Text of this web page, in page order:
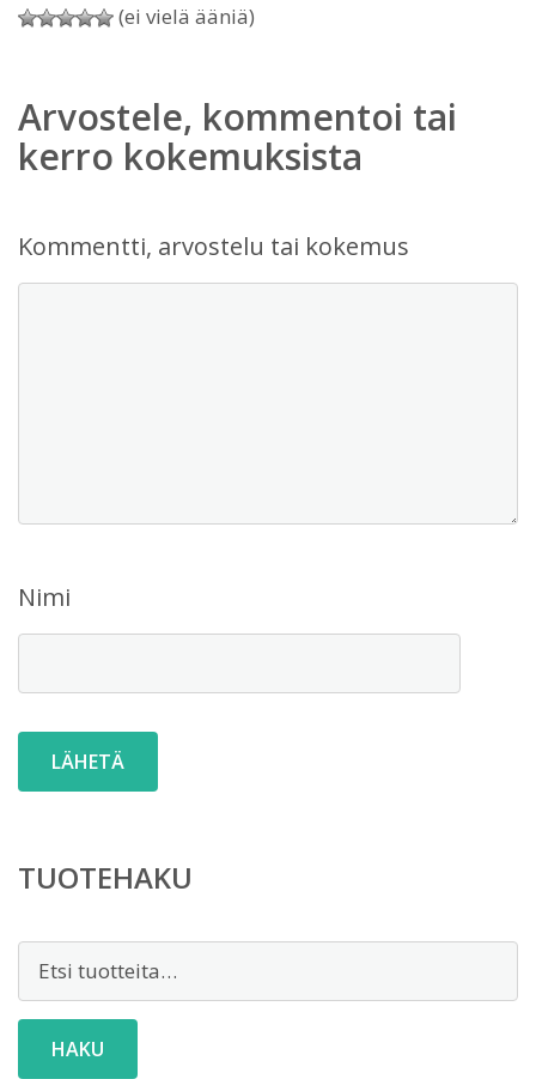
(ei vielä ääniä)
Arvostele, kommentoi tai
kerro kokemuksista
Kommentti, arvostelu tai kokemus
Nimi
TUOTEHAKU
Etsi:
HAKU